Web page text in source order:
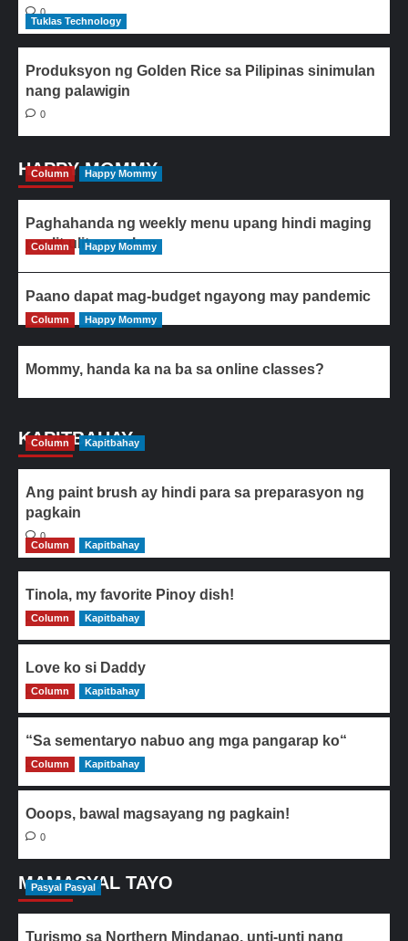
0
Tuklas Technology
Produksyon ng Golden Rice sa Pilipinas sinimulan
nang palawigin
0
HAPPY MOMMY
Column Happy Mommy
Paghahanda ng weekly menu upang hindi maging
paulit-ulit ang ulam
Column Happy Mommy
Paano dapat mag-budget ngayong may pandemic
Column Happy Mommy
Mommy, handa ka na ba sa online classes?
KAPITBAHAY
Column Kapitbahay
Ang paint brush ay hindi para sa preparasyon ng
pagkain
0
Column
Kapitbahay
Tinola, my favorite Pinoy dish!
0
Column Kapitbahay
Love ko si Daddy
0
Column Kapitbahay
“Sa sementaryo nabuo ang mga pangarap ko“
0
Column Kapitbahay
Ooops, bawal magsayang ng pagkain!
0
MAMASYAL TAYO
Pasyal Pasyal
Turismo sa Northern Mindanao, unti-unti nang